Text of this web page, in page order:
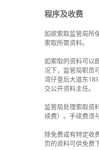
程序及收费
如欲索取监管局所
索取所需资料。
如索取的资料可以
况下，监管局职员
湾仔皇后大道东
交公开资料主任。
监管局处理索取资
续费）。手续费须
除免费或有特定收
页的资料可供免费